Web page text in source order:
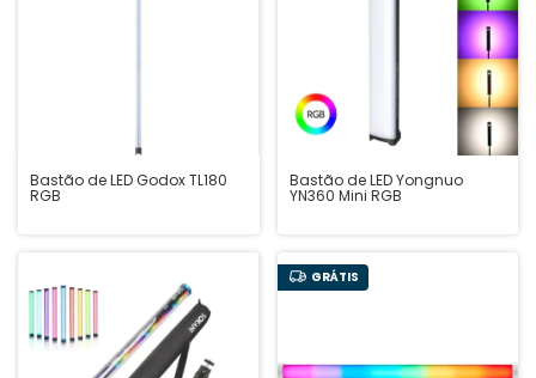
Bastão de LED Godox TL180
RGB
Bastão de LED Yongnuo
YN360 Mini RGB
GRÁTIS